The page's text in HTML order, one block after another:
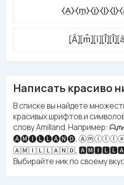
Написать красиво
В списке вы найдете
красивых шрифтов и
слову Amilland. Например:
🅐🅜🅘🅛🅛🅐🅝🅓,
🄰🄼🄸🄻🄻🄰🄽🄳,
Выбирайте ник по своему